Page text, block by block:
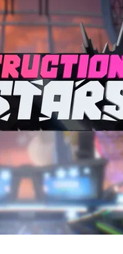
一步就做错了
复刻GBA SP，情怀拉满
盘党也能“以盘换数”了
你避坑+种草
，索尼Bose却学不会？
保姆级教程，有手就会
4000万台，技术创新